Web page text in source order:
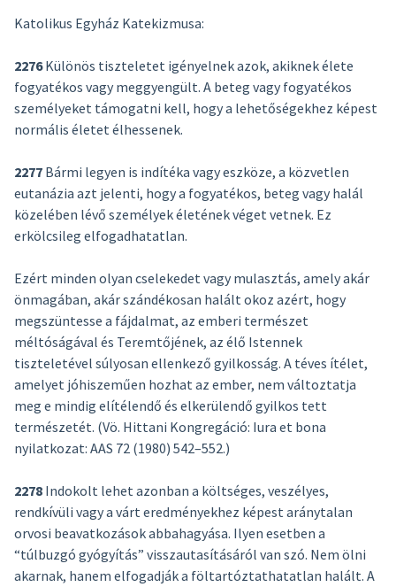
Katolikus Egyház Katekizmusa:
2276Különös tiszteletet igényelnek azok, akiknek élete
fogyatékos vagy meggyengült. A beteg vagy fogyatékos
személyeket támogatni kell, hogy a lehetőségekhez képest
normális életet élhessenek.
2277Bármi legyen is indítéka vagy eszköze, a közvetlen
eutanázia azt jelenti, hogy a fogyatékos, beteg vagy halál
közelében lévő személyek életének véget vetnek. Ez
erkölcsileg elfogadhatatlan.
Ezért minden olyan cselekedet vagy mulasztás, amely akár
önmagában, akár szándékosan halált okoz azért, hogy
megszüntesse a fájdalmat, az emberi természet
méltóságával és Teremtőjének, az élő Istennek
tiszteletével súlyosan ellenkező gyilkosság. A téves ítélet,
amelyet jóhiszeműen hozhat az ember, nem változtatja
meg e mindig elítélendő és elkerülendő gyilkos tett
természetét. (Vö. Hittani Kongregáció: Iura et bona
nyilatkozat: AAS 72 (1980) 542–552.)
2278 Indokolt lehet azonban a költséges, veszélyes,
rendkívüli vagy a várt eredményekhez képest aránytalan
orvosi beavatkozások abbahagyása. Ilyen esetben a
“túlbuzgó gyógyítás” visszautasításáról van szó. Nem ölni
akarnak, hanem elfogadják a föltartóztathatatlan halált. A